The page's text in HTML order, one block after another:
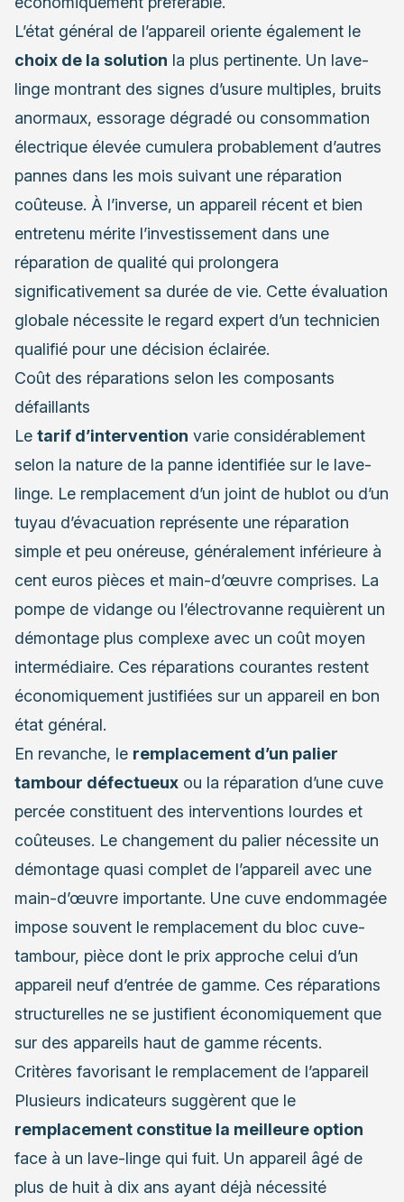
L’état général de l’appareil oriente également le
choix de la solution la plus pertinente. Un lave-
linge montrant des signes d’usure multiples, bruits
anormaux, essorage dégradé ou consommation
électrique élevée cumulera probablement d’autres
pannes dans les mois suivant une réparation
coûteuse. À l’inverse, un appareil récent et bien
entretenu mérite l’investissement dans une
réparation de qualité qui prolongera
significativement sa durée de vie. Cette évaluation
globale nécessite le regard expert d’un technicien
qualifié pour une décision éclairée.
Coût des réparations selon les composants
défaillants
Le tarif d’intervention varie considérablement
selon la nature de la panne identifiée sur le lave-
linge. Le remplacement d’un joint de hublot ou d’un
tuyau d’évacuation représente une réparation
simple et peu onéreuse, généralement inférieure à
cent euros pièces et main-d’œuvre comprises. La
pompe de vidange ou l’électrovanne requièrent un
démontage plus complexe avec un coût moyen
intermédiaire. Ces réparations courantes restent
économiquement justifiées sur un appareil en bon
état général.
En revanche, le remplacement d’un palier
tambour défectueux ou la réparation d’une cuve
percée constituent des interventions lourdes et
coûteuses. Le changement du palier nécessite un
démontage quasi complet de l’appareil avec une
main-d’œuvre importante. Une cuve endommagée
impose souvent le remplacement du bloc cuve-
tambour, pièce dont le prix approche celui d’un
appareil neuf d’entrée de gamme. Ces réparations
structurelles ne se justifient économiquement que
sur des appareils haut de gamme récents.
Critères favorisant le remplacement de l’appareil
Plusieurs indicateurs suggèrent que le
remplacement constitue la meilleure option
face à un lave-linge qui fuit. Un appareil âgé de
plus de huit à dix ans ayant déjà nécessité